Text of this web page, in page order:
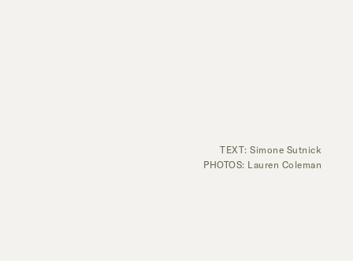
TEXT: Simone Sutnick
PHOTOS: Lauren Coleman